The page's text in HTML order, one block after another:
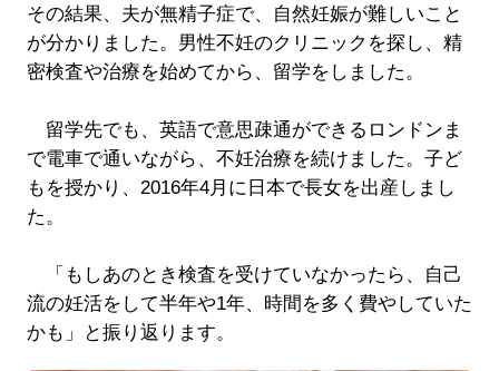
その結果、夫が無精子症で、自然妊娠が難しいこと
が分かりました。男性不妊のクリニックを探し、精
密検査や治療を始めてから、留学をしました。
留学先でも、英語で意思疎通ができるロンドンま
で電車で通いながら、不妊治療を続けました。子ど
もを授かり、2016年4月に日本で長女を出産しまし
た。
「もしあのとき検査を受けていなかったら、自己
流の妊活をして半年や1年、時間を多く費やしていた
かも」と振り返ります。